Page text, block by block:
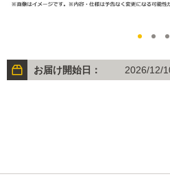
お届け開始日： 2026/12/